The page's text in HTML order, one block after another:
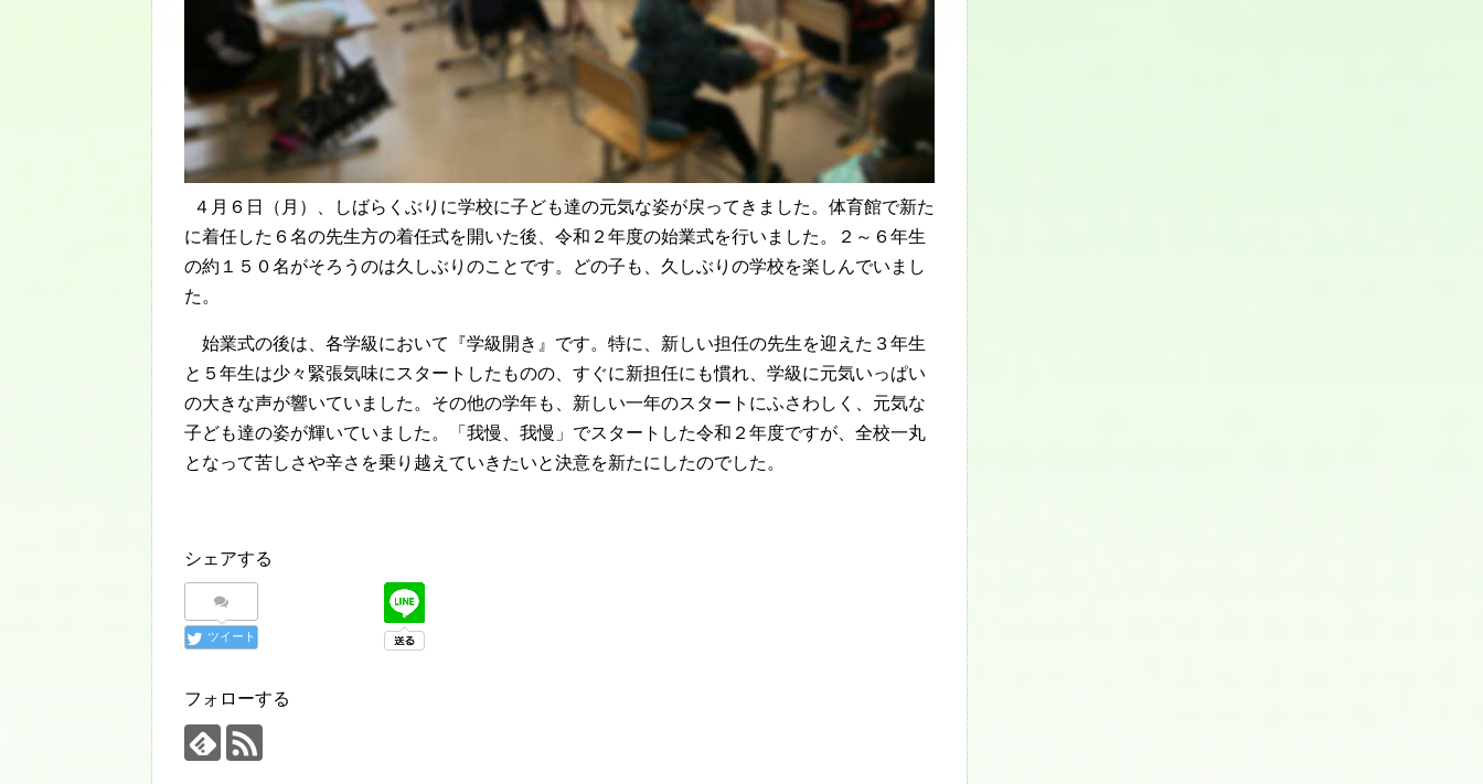
４月６日（月）、しばらくぶりに学校に子ども達の元気な姿が戻ってきました。体育館で新た
に着任した６名の先生方の着任式を開いた後、令和２年度の始業式を行いました。２～６年生
の約１５０名がそろうのは久しぶりのことです。どの子も、久しぶりの学校を楽しんでいまし
た。
始業式の後は、各学級において『学級開き』です。特に、新しい担任の先生を迎えた３年生
と５年生は少々緊張気味にスタートしたものの、すぐに新担任にも慣れ、学級に元気いっぱい
の大きな声が響いていました。その他の学年も、新しい一年のスタートにふさわしく、元気な
子ども達の姿が輝いていました。「我慢、我慢」でスタートした令和２年度ですが、全校一丸
となって苦しさや辛さを乗り越えていきたいと決意を新たにしたのでした。
シェアする
ツイート
フォローする